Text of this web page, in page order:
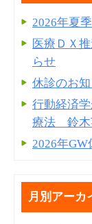
2026年夏
医療ＤＸ
らせ
休診のお
行動経済
療法 鈴木
2026年GW
月別アーカ